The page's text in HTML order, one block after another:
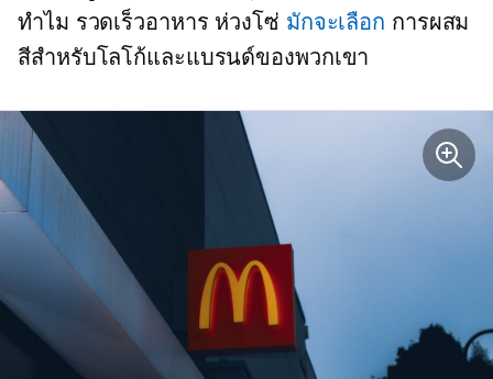
ทำไม รวดเร็วอาหาร ห่วงโซ่ มักจะเลือก การผสม
สีสำหรับโลโก้และแบรนด์ของพวกเขา